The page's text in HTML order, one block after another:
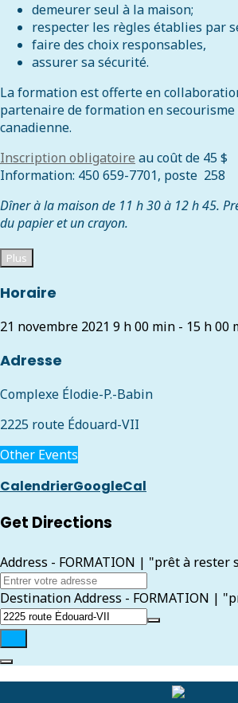
demeurer seul à la maison;
respecter les règles établies par
faire des choix responsables,
assurer sa sécurité.
La formation est offerte en
partenaire de formation en secourisme
canadienne.
Inscription obligatoire au coût de 45 $
Information: 450 659-7701, poste 258
Dîner à la maison de 11 h 30 à 12 h 45.
du papier et un crayon.
Plus
Horaire
21 novembre 2021 9 h 00 min - 15 h 00
Adresse
Complexe Élodie-P.-Babin
2225 route Édouard-VII
Other Events
CalendrierGoogleCal
Get Directions
Address - FORMATION | "prêt à rester
Destination Address - FORMATION |